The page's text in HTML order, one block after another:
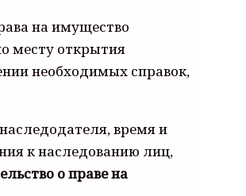
на имущество
месту открытия
необходимых справок,
время и
к наследованию лиц,
о праве на